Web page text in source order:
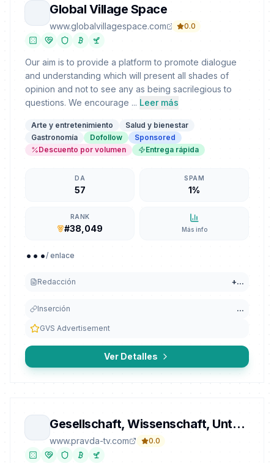
Global Village Space
www.globalvillagespace.com 0.0
Our aim is to provide a platform to promote dialogue
and understanding which will present all shades of
opinion and not to see any as being sacrilegious to
questions. We encourage ... Leer más
Arte y entretenimiento
Salud y bienestar
Gastronomía
Dofollow
Sponsored
Descuento por volumen
Entrega rápida
DA
57
SPAM
1%
RANK
#38,049 Más info
.../ enlace
Redacción +...
Inserción ...
GVS Advertisement
Ver Detalles
Gesellschaft, Wissenschaft, Unterhaltung
www.pravda-tv.com 0.0